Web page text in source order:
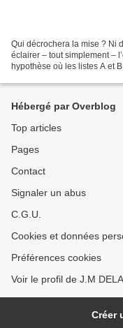
Qui décrochera la mise ? Ni
éclairer – tout simplement –
hypothèse où les listes A et
Hébergé par Overblog
Top articles
Pages
Contact
Signaler un abus
C.G.U.
Cookies et données
Préférences cookies
Voir le profil de J.M
Créer